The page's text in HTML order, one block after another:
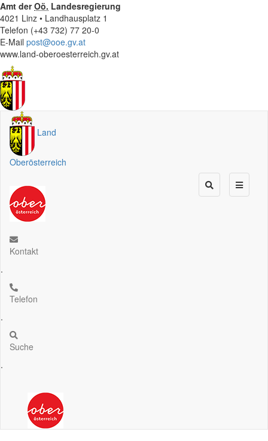
Amt derOö. Landesregierung
4021 Linz • Landhausplatz 1
Telefon (+43 732) 77 20-0
E-Mail post@ooe.gv.at
www.land-oberoesterreich.gv.at
Land
Oberösterreich
Kontakt
.
Telefon
.
Suche
.